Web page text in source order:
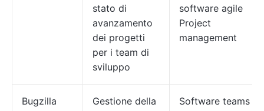
stato di
avanzamento
dei progetti
per i team di
sviluppo
software agile
Project
management
Bugzilla
Gestione della
Software teams